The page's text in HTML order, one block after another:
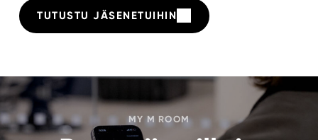
TUTUSTU JÄSENETUIHIN
MY M ROOM